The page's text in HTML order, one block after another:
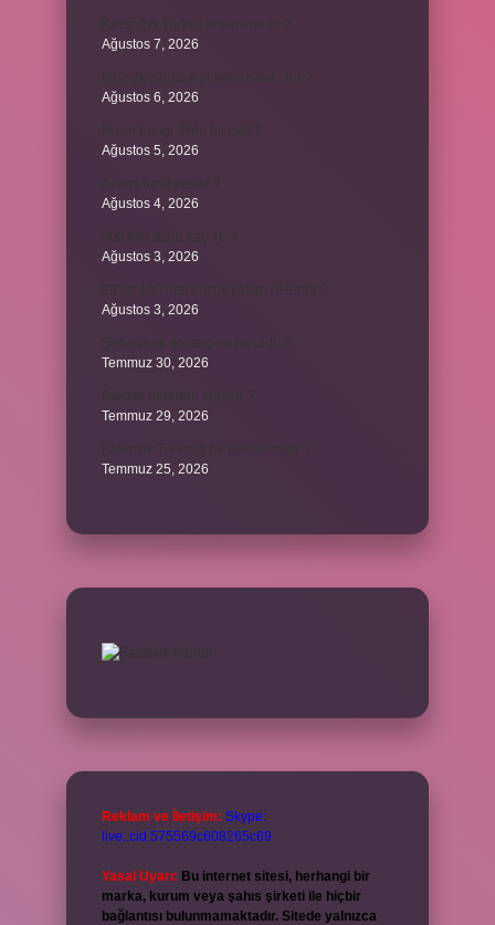
Ağustos 7, 2026
Ağustos 6, 2026
Ağustos 5, 2026
Ağustos 4, 2026
Ağustos 3, 2026
Ağustos 3, 2026
Temmuz 30, 2026
Temmuz 29, 2026
Temmuz 25, 2026
Reklam ve İletişim: Skype:
live:.cid.575569c608265c69
Yasal Uyarı: Bu internet sitesi, herhangi bir
marka, kurum veya şahıs şirketi ile hiçbir
bağlantısı bulunmamaktadır. Sitede yalnızca